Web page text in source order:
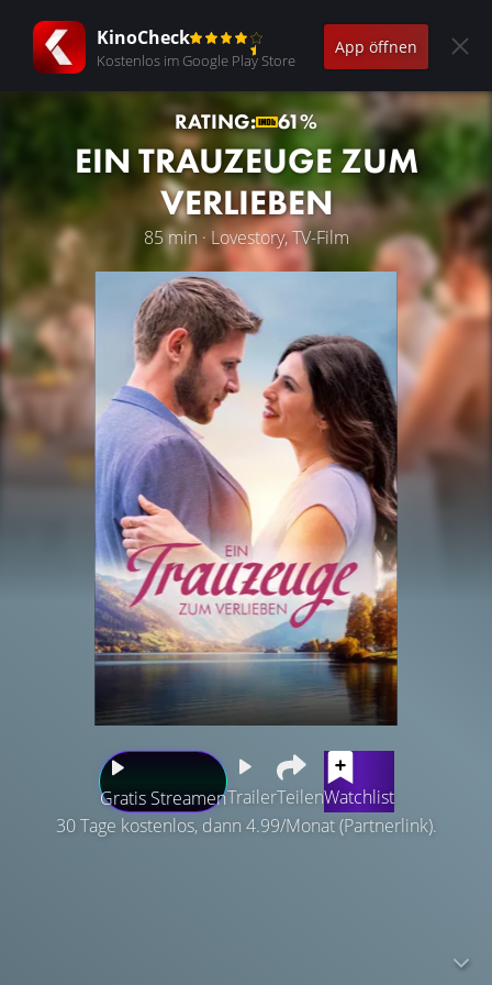
KinoCheck
Kostenlos im Google Play Store
App öffnen
RATING: 61%
EIN TRAUZEUGE ZUM
VERLIEBEN
85 min · Lovestory, TV-Film
Gratis StreamenTrailerTeilenWatchlist
30 Tage kostenlos, dann 4.99/Monat (Partnerlink).
Werbetafel für einen Wohnungsbau in die Erde schlägt,